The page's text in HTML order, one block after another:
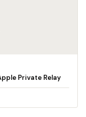
Private Relay